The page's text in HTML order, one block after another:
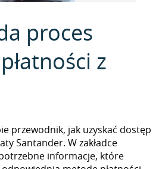
proces
z
przewodnik, jak uzyskać dostęp
Santander. W zakładce
informacje, które